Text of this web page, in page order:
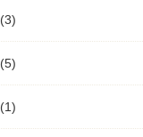
(3)
(5)
(1)